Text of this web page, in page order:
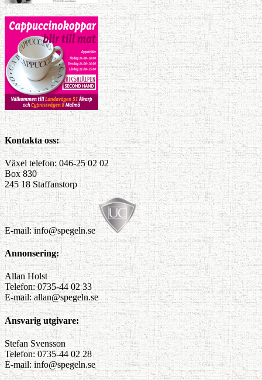
Kontakta oss:
Växel telefon: 046-25 02 02
Box 830
245 18 Staffanstorp
E-mail: info@spegeln.se
Annonsering:
Allan Holst
Telefon: 0735-44 02 33
E-mail: allan@spegeln.se
Ansvarig utgivare:
Stefan Svensson
Telefon: 0735-44 02 28
E-mail: info@spegeln.se